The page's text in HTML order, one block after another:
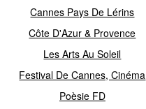
Cannes Pays De Lérins
Côte D'Azur & Provence
Les Arts Au Soleil
Festival De Cannes, Cinéma
Poèsie FD